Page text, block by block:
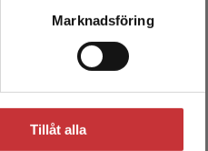
Marknadsföring
Tillåt alla